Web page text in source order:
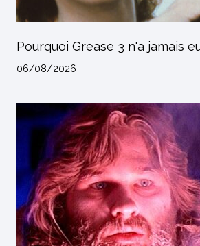
Pourquoi Grease 3 n'a jamais
06/08/2026